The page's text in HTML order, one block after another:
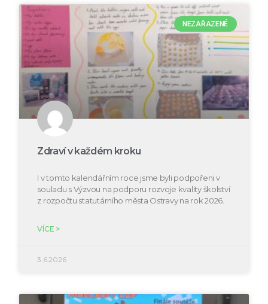
NEZAŘAZENÉ
Zdraví v každém kroku
I v tomto kalendářním roce jsme byli podpořeni v
souladu s Výzvou na podporu rozvoje kvality školství
z rozpočtu statutárního města Ostravy na rok 2026.
VÍCE >
3.6.2026